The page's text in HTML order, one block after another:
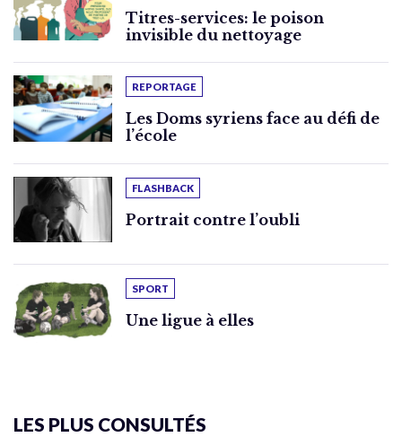
Titres-services: le poison
invisible du nettoyage
REPORTAGE
Les Doms syriens face au défi de
l’école
FLASHBACK
Portrait contre l’oubli
SPORT
Une ligue à elles
LES PLUS CONSULTÉS